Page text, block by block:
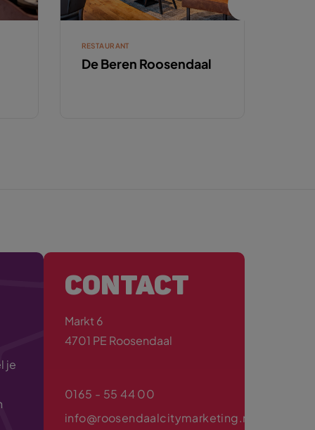
RESTAURANT
De Beren Roosendaal
je
CONTACT
Markt 6
4701 PE Roosendaal
0165 - 55 44 00
info@roosendaalcitymarketing.nl